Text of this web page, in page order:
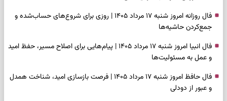
فال روزانه امروز شنبه ۱۷ مرداد ۱۴۰۵ | روزی برای شروع‌های حساب‌شده و
جمع‌کردن حاشیه‌ها
فال انبیا امروز شنبه ۱۷ مرداد ۱۴۰۵ | پیام‌هایی برای اصلاح مسیر، حفظ امید
و عمل به مسئولیت‌ها
فال حافظ امروز شنبه ۱۷ مرداد ۱۴۰۵ | فرصت بازسازی امید، شناخت همدل
و عبور از دودلی